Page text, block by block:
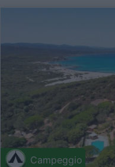
Campeggio